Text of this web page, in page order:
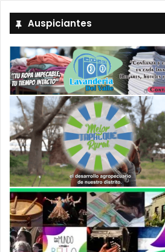
Auspiciantes